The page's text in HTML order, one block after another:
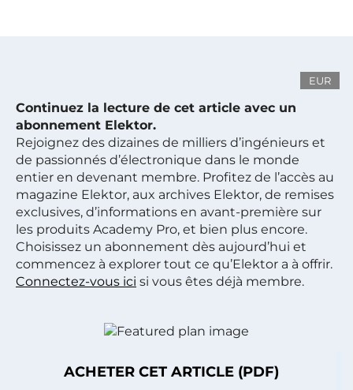
EUR
Continuez la lecture de cet article avec un
abonnement Elektor.
Rejoignez des dizaines de milliers d’ingénieurs et
de passionnés d’électronique dans le monde
entier en devenant membre. Profitez de l’accès au
magazine Elektor, aux archives Elektor, de remises
exclusives, d’informations en avant-première sur
les produits Academy Pro, et bien plus encore.
Choisissez un abonnement dès aujourd’hui et
commencez à explorer tout ce qu’Elektor a à offrir.
Connectez-vous ici si vous êtes déjà membre.
ACHETER CET ARTICLE (PDF)